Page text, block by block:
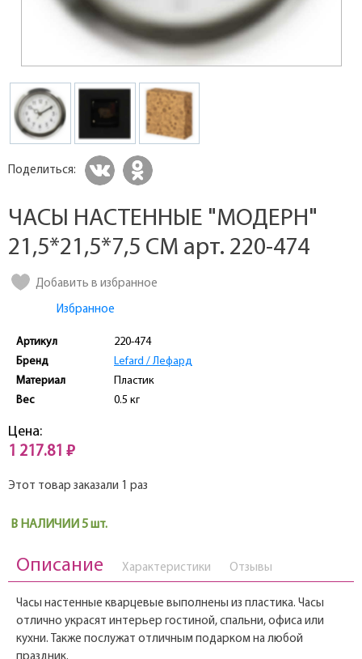
Поделиться:
ЧАСЫ НАСТЕННЫЕ "МОДЕРН"
21,5*21,5*7,5 СМ арт. 220-474
Добавить в избранное
Избранное
Артикул
220-474
Бренд
Lefard / Лефард
Материал
Пластик
Вес
0.5 кг
Цена:
1 217.81 ₽
Этот товар заказали 1 раз
В НАЛИЧИИ 5 шт.
Описание Характеристики Отзывы
Часы настенные кварцевые выполнены из пластика. Часы
отлично украсят интерьер гостиной, спальни, офиса или
кухни. Также послужат отличным подарком на любой